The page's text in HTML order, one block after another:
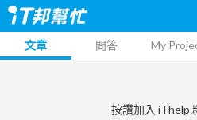
文章 問答 My
按讚加入 iThelp